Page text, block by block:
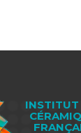
INSTITUT